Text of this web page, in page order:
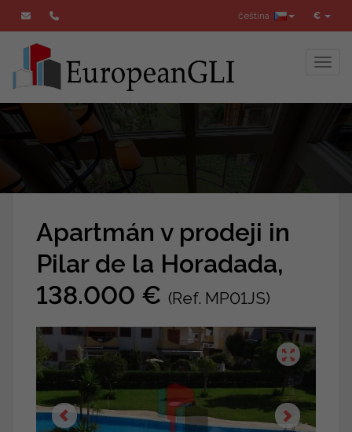
€
čeština
Apartmán v prodeji in
Pilar de la Horadada,
138.000 € (Ref. MP01JS)